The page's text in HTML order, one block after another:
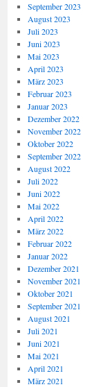
September 2023
August 2023
Juli 2023
Juni 2023
Mai 2023
April 2023
März 2023
Februar 2023
Januar 2023
Dezember 2022
November 2022
Oktober 2022
September 2022
August 2022
Juli 2022
Juni 2022
Mai 2022
April 2022
März 2022
Februar 2022
Januar 2022
Dezember 2021
November 2021
Oktober 2021
September 2021
August 2021
Juli 2021
Juni 2021
Mai 2021
April 2021
März 2021